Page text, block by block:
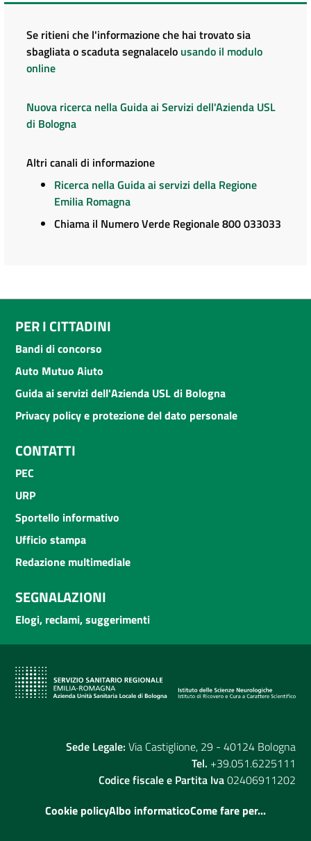
Se ritieni che l'informazione che hai trovato sia
sbagliata o scaduta segnalacelo usando il modulo
online
Nuova ricerca nella Guida ai Servizi dell'Azienda USL
di Bologna
Altri canali di informazione
Ricerca nella Guida ai servizi della Regione
Emilia Romagna
Chiama il Numero Verde Regionale 800 033033
PER I CITTADINI
Bandi di concorso
Auto Mutuo Aiuto
Guida ai servizi dell'Azienda USL di Bologna
Privacy policy e protezione del dato personale
CONTATTI
PEC
URP
Sportello informativo
Ufficio stampa
Redazione multimediale
SEGNALAZIONI
Elogi, reclami, suggerimenti
Sede Legale: Via Castiglione, 29 - 40124 Bologna
Tel. +39.051.6225111
Codice fiscale e Partita Iva02406911202
Cookie policyAlbo informaticoCome fare per...